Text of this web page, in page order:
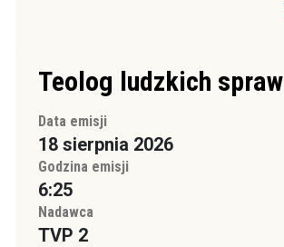
Teolog ludzkich spraw
Data emisji
18 sierpnia 2026
Godzina emisji
6:25
Nadawca
TVP 2